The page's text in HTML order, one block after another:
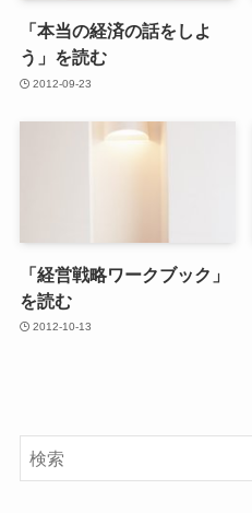
「本当の経済の話をしよ
う」を読む
2012-09-23
「経営戦略ワークブック」
を読む
2012-10-13